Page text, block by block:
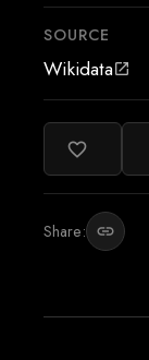
SOURCE
Wikidataopen_in_new
favorite_border
Share: link